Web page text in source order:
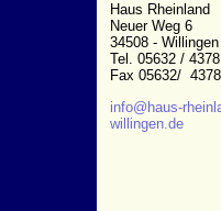
Haus Rheinland
Neuer Weg 6
34508 - Willingen
Tel. 05632 / 4378
Fax 05632/ 4378
info@haus-
willingen.de